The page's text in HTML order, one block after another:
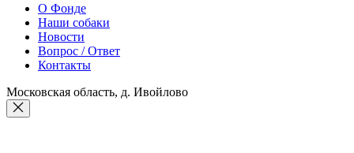
О Фонде
Наши собаки
Новости
Вопрос / Ответ
Контакты
Московская область, д. Ивойлово